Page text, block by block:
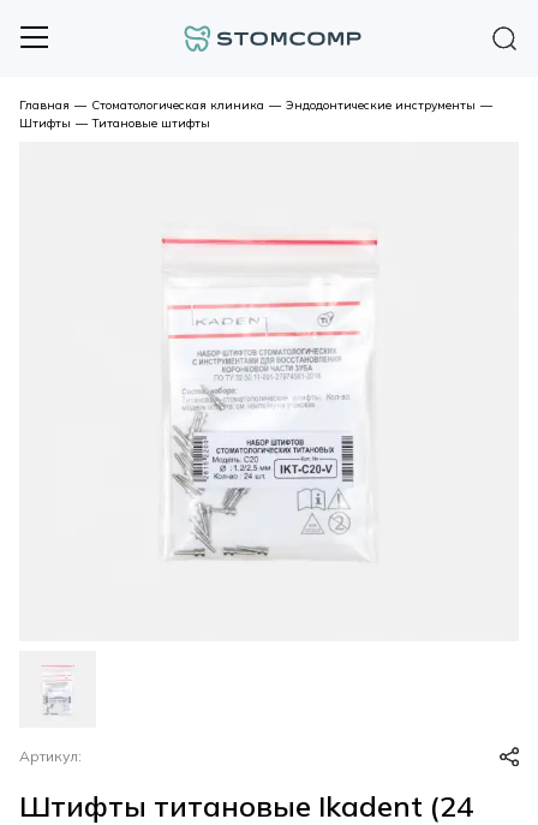
Главная — Стоматологическая клиника — Эндодонтические инструменты —
Штифты — Титановые штифты
Артикул:
Штифты титановые Ikadent (24